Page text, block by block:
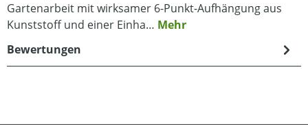
Gartenarbeit mit wirksamer 6-Punkt-Aufhängung aus
Kunststoff und einer Einha… Mehr
Bewertungen